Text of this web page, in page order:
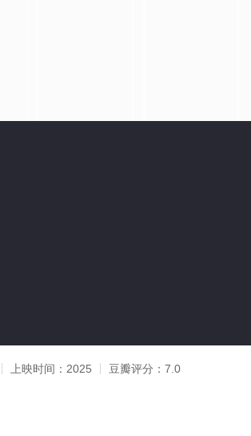
上映时间： 2025 豆瓣评分： 7.0